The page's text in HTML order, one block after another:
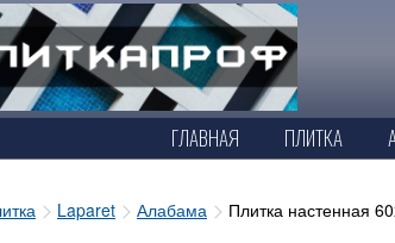
ГЛАВНАЯ ПЛИТКА
Laparet Алабама Плитка настенная